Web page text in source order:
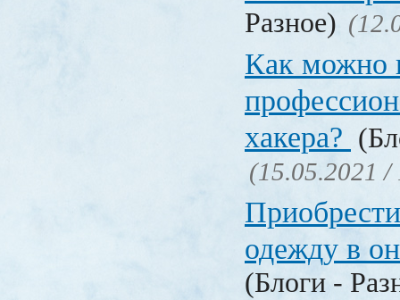
Разное)
Как можно
хакера?
(15.05.2021 /
одежду в
(Блоги -